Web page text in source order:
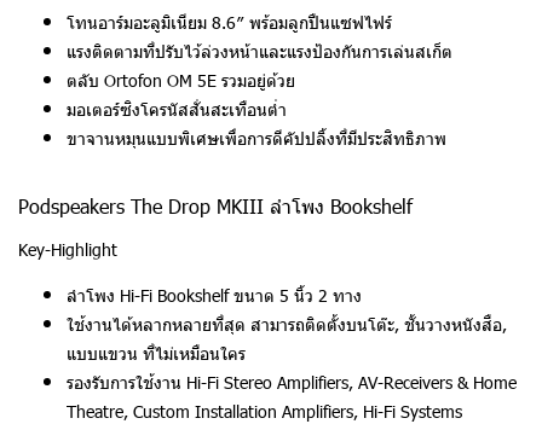
โทนอาร์มอะลูมิเนียม 8.6″ พร้อมลูกปืนแซฟไฟร์
แรงติดตามที่ปรับไว้ล่วงหน้าและแรงป้องกันการเล่นสเก็ต
ตลับ Ortofon OM 5E รวมอยู่ด้วย
มอเตอร์ซิงโครนัสสั่นสะเทือนต่ำ
ขาจานหมุนแบบพิเศษเพื่อการดีคัปปลิ้งที่มีประสิทธิภาพ
Podspeakers The Drop MKIII ลำโพง Bookshelf
Key-Highlight
ลำโพง Hi-Fi Bookshelf ขนาด 5 นิ้ว 2 ทาง
ใช้งานได้หลากหลายที่สุด สามารถติดตั้งบนโต๊ะ, ชั้นวางหนังสือ,
แบบแขวน ที่ไม่เหมือนใคร
รองรับการใช้งาน Hi-Fi Stereo Amplifiers, AV-Receivers & Home
Theatre, Custom Installation Amplifiers, Hi-Fi Systems